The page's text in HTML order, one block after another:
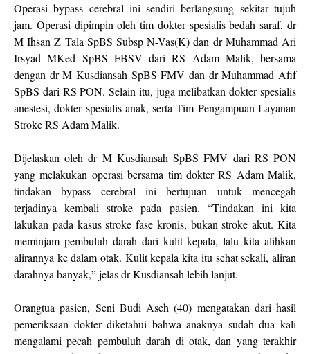
Operasi bypass cerebral ini sendiri berlangsung sekitar tujuh
jam. Operasi dipimpin oleh tim dokter spesialis bedah saraf, dr
M Ihsan Z Tala SpBS Subsp N-Vas(K) dan dr Muhammad Ari
Irsyad MKed SpBS FBSV dari RS Adam Malik, bersama
dengan dr M Kusdiansah SpBS FMV dan dr Muhammad Afif
SpBS dari RS PON. Selain itu, juga melibatkan dokter spesialis
anestesi, dokter spesialis anak, serta Tim Pengampuan Layanan
Stroke RS Adam Malik.
Dijelaskan oleh dr M Kusdiansah SpBS FMV dari RS PON
yang melakukan operasi bersama tim dokter RS Adam Malik,
tindakan bypass cerebral ini bertujuan untuk mencegah
terjadinya kembali stroke pada pasien. “Tindakan ini kita
lakukan pada kasus stroke fase kronis, bukan stroke akut. Kita
meminjam pembuluh darah dari kulit kepala, lalu kita alihkan
alirannya ke dalam otak. Kulit kepala kita itu sehat sekali, aliran
darahnya banyak,” jelas dr Kusdiansah lebih lanjut.
Orangtua pasien, Seni Budi Aseh (40) mengatakan dari hasil
pemeriksaan dokter diketahui bahwa anaknya sudah dua kali
mengalami pecah pembuluh darah di otak, dan yang terakhir